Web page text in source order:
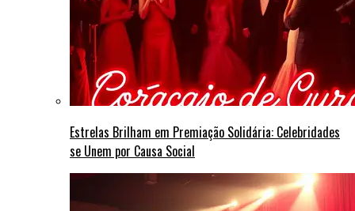
Estrelas Brilham em Premiação Solidária: Celebridades
se Unem por Causa Social